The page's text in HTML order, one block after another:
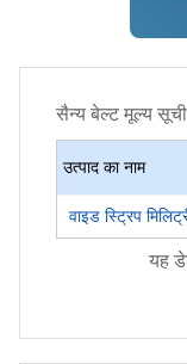
सैन्य बेल्ट मूल्य सूची
उत्पाद का नाम
वाइड स्ट्रिप
यह